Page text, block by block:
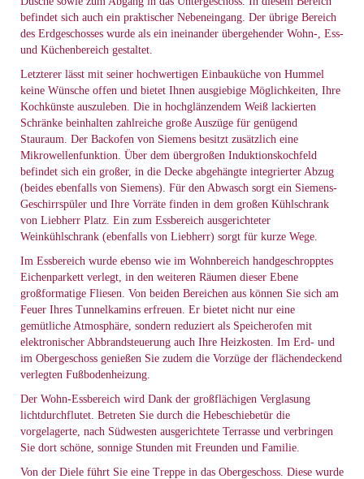
befindet sich auch ein praktischer Nebeneingang. Der übrige Bereich
des Erdgeschosses wurde als ein ineinander übergehender Wohn-, Ess-
und Küchenbereich gestaltet.
Letzterer lässt mit seiner hochwertigen Einbauküche von Hummel
keine Wünsche offen und bietet Ihnen ausgiebige Möglichkeiten, Ihre
Kochkünste auszuleben. Die in hochglänzendem Weiß lackierten
Schränke beinhalten zahlreiche große Auszüge für genügend
Stauraum. Der Backofen von Siemens besitzt zusätzlich eine
Mikrowellenfunktion. Über dem übergroßen Induktionskochfeld
befindet sich ein großer, in die Decke abgehängte integrierter Abzug
(beides ebenfalls von Siemens). Für den Abwasch sorgt ein Siemens-
Geschirrspüler und Ihre Vorräte finden in dem großen Kühlschrank
von Liebherr Platz. Ein zum Essbereich ausgerichteter
Weinkühlschrank (ebenfalls von Liebherr) sorgt für kurze Wege.
Im Essbereich wurde ebenso wie im Wohnbereich handgeschropptes
Eichenparkett verlegt, in den weiteren Räumen dieser Ebene
großformatige Fliesen. Von beiden Bereichen aus können Sie sich am
Feuer Ihres Tunnelkamins erfreuen. Er bietet nicht nur eine
gemütliche Atmosphäre, sondern reduziert als Speicherofen mit
elektronischer Abbrandsteuerung auch Ihre Heizkosten. Im Erd- und
im Obergeschoss genießen Sie zudem die Vorzüge der flächendeckend
verlegten Fußbodenheizung.
Der Wohn-Essbereich wird Dank der großflächigen Verglasung
lichtdurchflutet. Betreten Sie durch die Hebeschiebetür die
vorgelagerte, nach Südwesten ausgerichtete Terrasse und verbringen
Sie dort schöne, sonnige Stunden mit Freunden und Familie.
Von der Diele führt Sie eine Treppe in das Obergeschoss. Diese wurde